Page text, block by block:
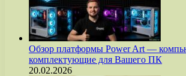
Обзор платформы Power Art —
комплектующие для Вашего ПК
20.02.2026